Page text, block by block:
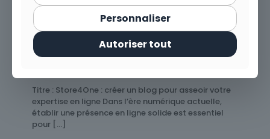
12 décembre 2024
Store4One : créer un blog pour
Titre : Store4One : créer un blog pour asseoir votre
expertise en ligne Dans l’ère numérique actuelle,
établir une présence en ligne solide est essentiel
pour […]
Personnaliser
Autoriser tout